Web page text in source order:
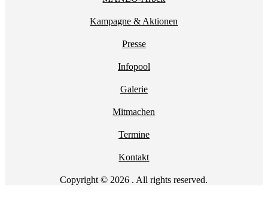
Kampagne & Aktionen
Presse
Infopool
Galerie
Mitmachen
Termine
Kontakt
Copyright © 2026 . All rights reserved.